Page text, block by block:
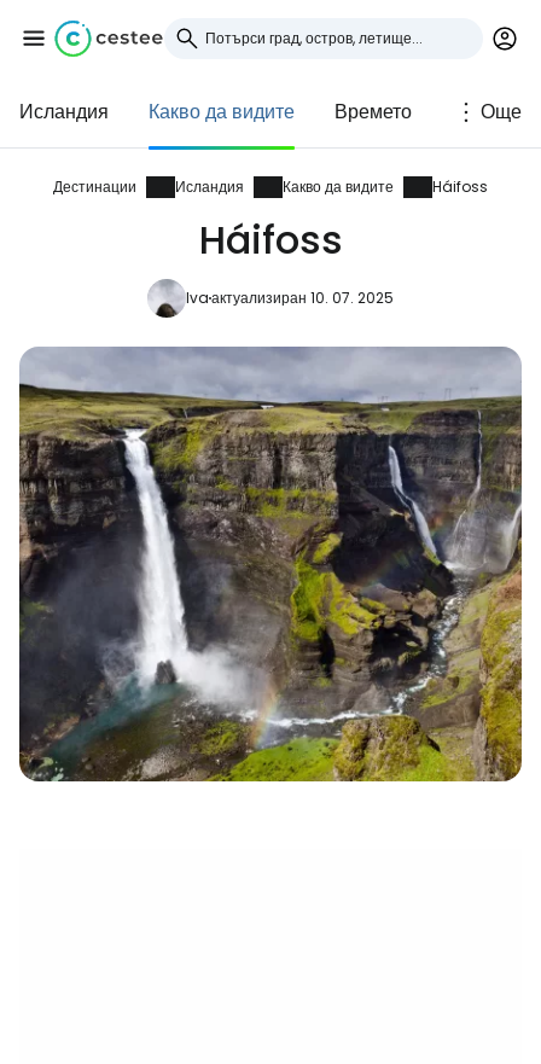
Исландия Какво да видите Времето Още
Дестинации Исландия Какво да видите Háifoss
Háifoss
Ivaактуализиран 10. 07. 2025
Влезте в Cestee
... световната общност на туристите
Продължете с Facebook
Продължете с имейл